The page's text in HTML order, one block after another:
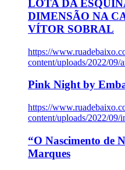
LOTA DA
DIMENSÃO NA
VÍTOR SOBRAL
https://
content/uploads/2022/09/
Pink Night by
https://
content/uploads/2022/
“O Nascimento de
Marques